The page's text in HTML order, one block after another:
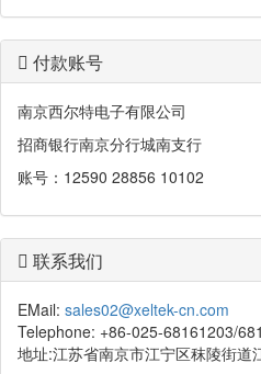
付款账号
南京西尔特电子有限公司
招商银行南京分行城南支行
账号：12590 28856 10102
联系我们
EMail: sales02@xeltek-cn.com
Telephone: +86-025-68161203/
地址:江苏省南京市江宁区秣陵街道